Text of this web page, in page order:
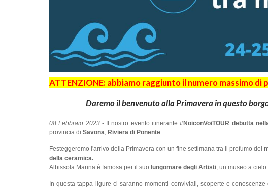
ATTENZIONE: abbiamo raggiunto il numero massimo
Daremo il benvenuto alla Primavera in questo
08 Febbraio 2023- Il nostro evento itinerante#NoiconVoiTOUR debutta
provincia di Savona, Riviera di Ponente.
Festeggeremo l'arrivo della Primavera con un fine settimana tra il profumo del
della ceramica.
Albissola Marina è famosa per il suo lungomare degli Artisti, un museo a
In questa tappa ligure ci saranno momenti conviviali, scoperte e